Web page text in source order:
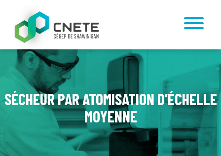
SÉCHEUR PAR ATOMISATION D’ÉCHELLE
MOYENNE